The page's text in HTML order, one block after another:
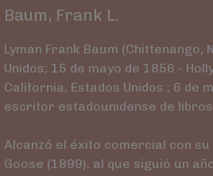
Baum, Frank L.
Lyman Frank Baum (Chittenango,
Unidos; 15 de mayo de 1856 -
California, Estados Unidos ; 6 de
escritor estadounidense de
Alcanzó el éxito comercial con
Goose (1899), al que siguió un